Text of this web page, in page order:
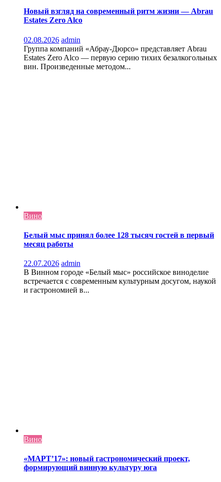
Новый взгляд на современный ритм жизни — Abrau
Estates Zero Alco
02.08.2026 admin
Группа компаний «Абрау-Дюрсо» представляет Abrau
Estates Zero Alco — первую серию тихих безалкогольных
вин. Произведенные методом...
Вино
Белый мыс принял более 128 тысяч гостей в первый
месяц работы
22.07.2026 admin
В Винном городе «Белый мыс» российское виноделие
встречается с современным культурным досугом, наукой
и гастрономией в...
Вино
«МАРТ’17»: новый гастрономический проект,
формирующий винную культуру юга